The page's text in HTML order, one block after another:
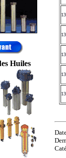
AU
FILTRES
DE
®:
MAB
:
Filtres
Huiles